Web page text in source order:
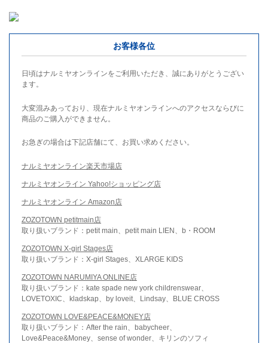
お客様各位
日頃はナルミヤオンラインをご利用いただき、誠にありがとうござい
ます。
大変混みあっており、現在ナルミヤオンラインへのアクセスならびに
商品のご購入ができません。
お急ぎの場合は下記店舗にて、お買い求めください。
ナルミヤオンライン楽天市場店
ナルミヤオンライン Yahoo!ショッピング店
ナルミヤオンライン Amazon店
ZOZOTOWN petitmain店
取り扱いブランド：petit main、petit main LIEN、b・ROOM
ZOZOTOWN X-girl Stages店
取り扱いブランド：X-girl Stages、XLARGE KIDS
ZOZOTOWN NARUMIYA ONLINE店
取り扱いブランド：kate spade new york childrenswear、
LOVETOXIC、kladskap、by loveit、Lindsay、BLUE CROSS
ZOZOTOWN LOVE&PEACE&MONEY店
取り扱いブランド：After the rain、babycheer、
Love&Peace&Money、sense of wonder、キリンのソフィ